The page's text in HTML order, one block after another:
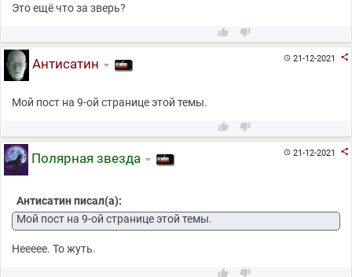
Это ещё что за зверь?
 
21-12-2021 
Антисатин
Мой пост на 9-ой странице этой темы.
 
21-12-2021 
Полярная звезда
Антисатин писал(а):
Мой пост на 9-ой странице этой темы.
Неееее. То жуть.
 